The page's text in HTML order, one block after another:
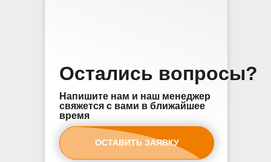
Напишите нам и наш менеджер
свяжется с вами в ближайшее
время
Остались вопросы?
ОСТАВИТЬ ЗАЯВКУ